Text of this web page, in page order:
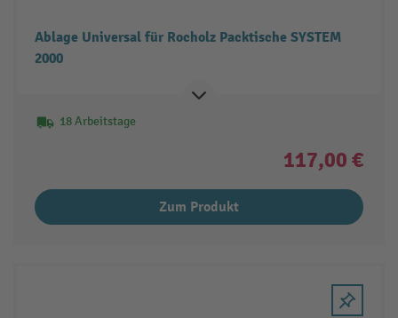
Ablage Universal für Rocholz Packtische SYSTEM
2000
18 Arbeitstage
117,00 €
Zum Produkt